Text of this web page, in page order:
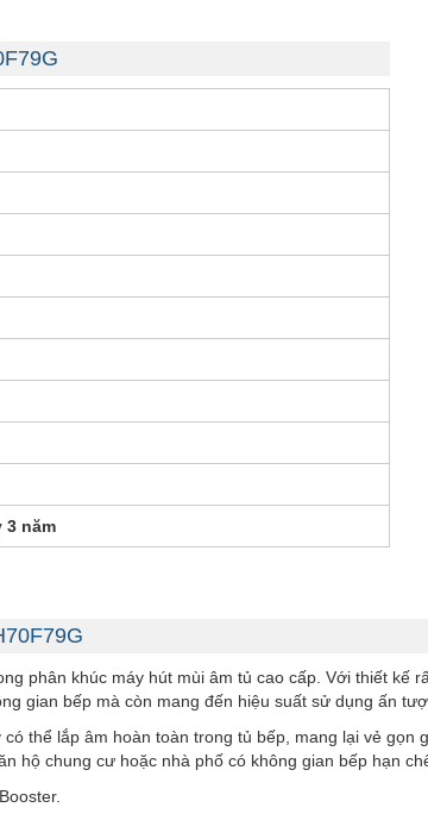
3 năm
phân khúc máy hút mùi âm tủ cao cấp. Với thiết kế
gian bếp mà còn mang đến hiệu suất sử dụng ấn
thể lắp âm hoàn toàn trong tủ bếp, mang lại vẻ
hộ chung cư hoặc nhà phố có không gian bếp hạn